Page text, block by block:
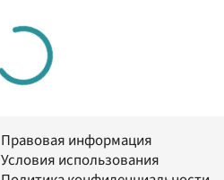
Правовая информация
Условия использования